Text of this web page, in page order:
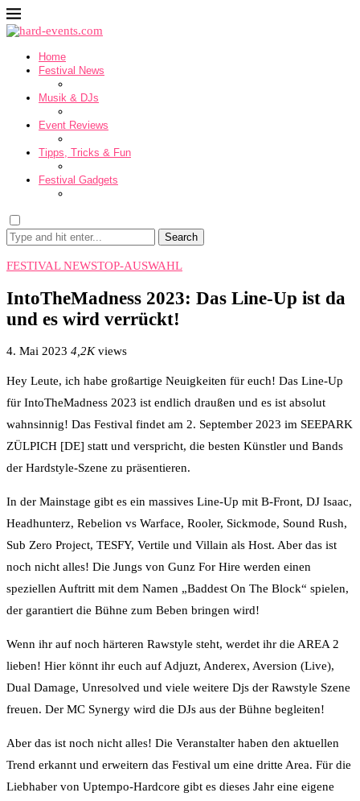
Home
Festival News
Musik & DJs
Event Reviews
Tipps, Tricks & Fun
Festival Gadgets
Search
FESTIVAL NEWSTOP-AUSWAHL
IntoTheMadness 2023: Das Line-Up ist da
und es wird verrückt!
4. Mai 2023 4,2Kviews
Hey Leute, ich habe großartige Neuigkeiten für euch! Das Line-Up
für IntoTheMadness 2023 ist endlich draußen und es ist absolut
wahnsinnig! Das Festival findet am 2. September 2023 im SEEPARK
ZÜLPICH [DE] statt und verspricht, die besten Künstler und Bands
der Hardstyle-Szene zu präsentieren.
In der Mainstage gibt es ein massives Line-Up mit B-Front, DJ Isaac,
Headhunterz, Rebelion vs Warface, Rooler, Sickmode, Sound Rush,
Sub Zero Project, TESFY, Vertile und Villain als Host. Aber das ist
noch nicht alles! Die Jungs von Gunz For Hire werden einen
speziellen Auftritt mit dem Namen „Baddest On The Block“ spielen,
der garantiert die Bühne zum Beben bringen wird!
Wenn ihr auf noch härteren Rawstyle steht, werdet ihr die AREA 2
lieben! Hier könnt ihr euch auf Adjuzt, Anderex, Aversion (Live),
Dual Damage, Unresolved und viele weitere Djs der Rawstyle Szene
freuen. Der MC Synergy wird die DJs aus der Bühne begleiten!
Aber das ist noch nicht alles! Die Veranstalter haben den aktuellen
Trend erkannt und erweitern das Festival um eine dritte Area. Für die
Liebhaber von Uptempo-Hardcore gibt es dieses Jahr eine eigene